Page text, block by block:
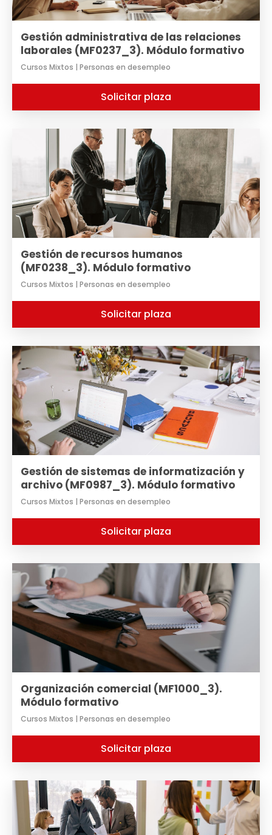
Gestión administrativa de las relaciones
laborales (MF0237_3). Módulo formativo
Cursos Mixtos | Personas en desempleo
Solicitar plaza
Gestión de recursos humanos
(MF0238_3). Módulo formativo
Cursos Mixtos | Personas en desempleo
Solicitar plaza
Gestión de sistemas de informatización y
archivo (MF0987_3). Módulo formativo
Cursos Mixtos | Personas en desempleo
Solicitar plaza
Organización comercial (MF1000_3).
Módulo formativo
Cursos Mixtos | Personas en desempleo
Solicitar plaza